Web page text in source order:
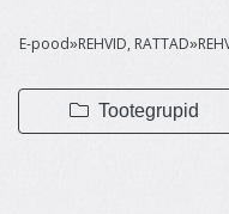
E-pood»REHVID, RATTAD»
Tootegrupid